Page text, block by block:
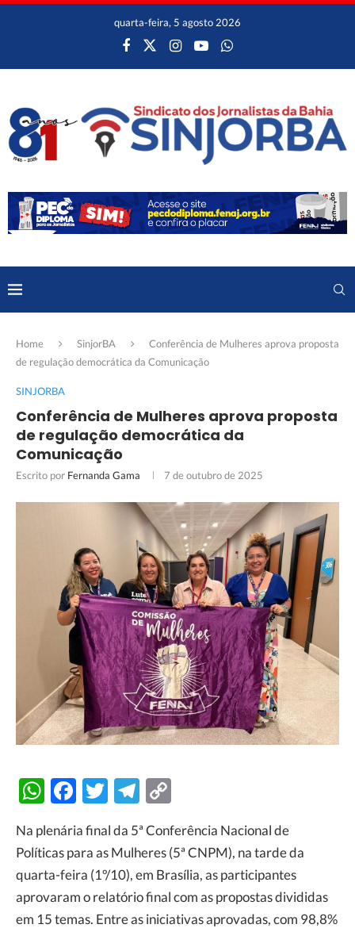
quarta-feira, 5 agosto 2026
Home SinjorBA
Conferência de Mulheres aprova proposta
de regulação democrática da Comunicação
SINJORBA
Conferência de Mulheres aprova proposta
de regulação democrática da
Comunicação
Escrito por Fernanda Gama 7 de outubro de 2025
WhatsApp
Facebook
TwitterTelegram
Na plenária final da 5ª Conferência Nacional de
Políticas para as Mulheres (5ª CNPM), na tarde da
quarta-feira (1º/10), em Brasília, as participantes
aprovaram o relatório final com as propostas divididas
em 15 temas. Entre as iniciativas aprovadas, com 98,8%